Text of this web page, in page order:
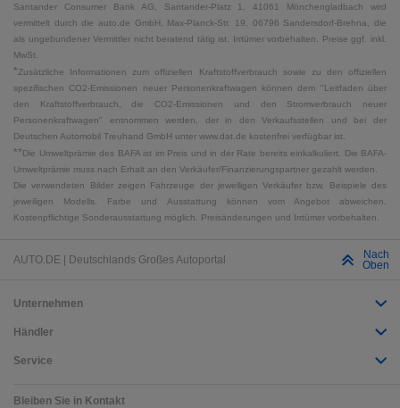
Santander Consumer Bank AG, Santander-Platz 1, 41061 Mönchengladbach wird
vermittelt durch die auto.de GmbH, Max-Planck-Str. 19, 06796 Sandersdorf-Brehna, die
als ungebundener Vermittler nicht beratend tätig ist. Irrtümer vorbehalten. Preise ggf. inkl.
MwSt.
*Zusätzliche Informationen zum offiziellen Kraftstoffverbrauch sowie zu den offiziellen
spezifischen CO2-Emissionen neuer Personenkraftwagen können dem "Leitfaden über
den Kraftstoffverbrauch, die CO2-Emissionen und den Stromverbrauch neuer
Personenkraftwagen" entnommen werden, der in den Verkaufsstellen und bei der
Deutschen Automobil Treuhand GmbH unter www.dat.de kostenfrei verfügbar ist.
**Die Umweltprämie des BAFA ist im Preis und in der Rate bereits einkalkuliert. Die BAFA-
Umweltprämie muss nach Erhalt an den Verkäufer/Finanzierungspartner gezahlt werden.
Die verwendeten Bilder zeigen Fahrzeuge der jeweiligen Verkäufer bzw. Beispiele des
jeweiligen Modells. Farbe und Ausstattung können vom Angebot abweichen.
Kostenpflichtige Sonderausstattung möglich. Preisänderungen und Irrtümer vorbehalten.
AUTO.DE | Deutschlands Großes Autoportal
Nach
Oben
Unternehmen
Händler
Service
Bleiben Sie in Kontakt